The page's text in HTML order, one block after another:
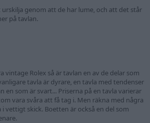
urskilja genom att de har lume, och att det står
på tavlan.
vintage Rolex så är tavlan en av de delar som
tavla är dyrare, en tavla med tendenser
en som är svart... Priserna på en tavla varierar
vara svåra att få tag i. Men räkna med några
vettigt skick. Boetten är också en del som